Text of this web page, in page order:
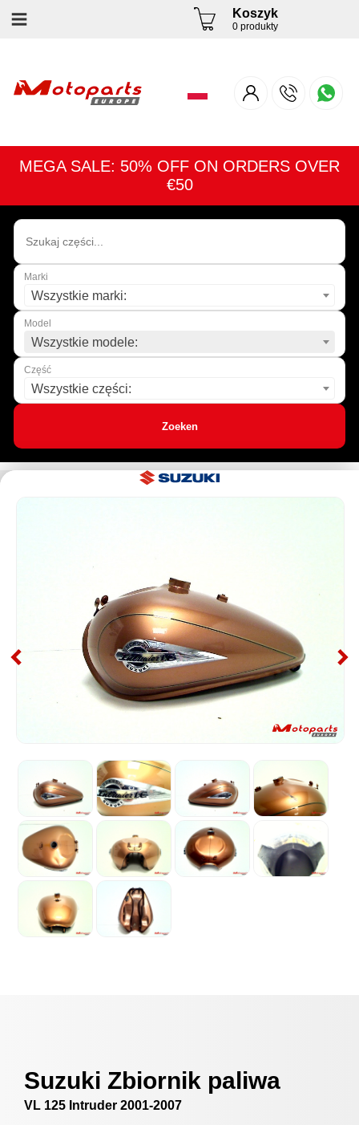
Koszyk
0 produkty
MEGA SALE: 50% OFF ON ORDERS OVER
€50
Marki
Wszystkie marki:
Model
Wszystkie modele:
Część
Wszystkie części:
Zoeken
Suzuki Zbiornik paliwa
VL 125 Intruder 2001-2007